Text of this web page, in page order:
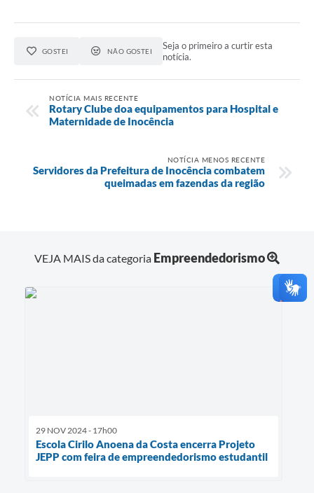
GOSTEI NÃO GOSTEI
Seja o primeiro a curtir esta
notícia.
NOTÍCIA MAIS RECENTE
Rotary Clube doa equipamentos para Hospital e
Maternidade de Inocência
NOTÍCIA MENOS RECENTE
Servidores da Prefeitura de Inocência combatem
queimadas em fazendas da região
VEJA MAIS da categoria Empreendedorismo
29 NOV 2024 - 17h00
Escola Cirilo Anoena da Costa encerra Projeto
JEPP com feira de empreendedorismo estudantil